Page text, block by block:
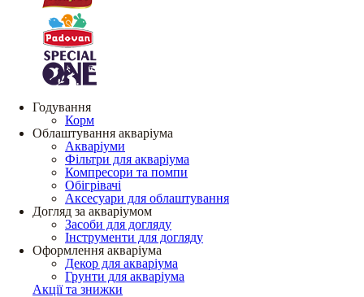
Годування
Корм
Облаштування акваріума
Акваріуми
Фільтри для акваріума
Компресори та помпи
Обігрівачі
Аксесуари для облаштування
Догляд за акваріумом
Засоби для догляду
Інструменти для догляду
Оформлення акваріума
Декор для акваріума
Грунти для акваріума
Акції та знижки